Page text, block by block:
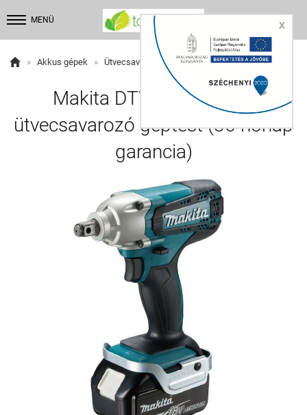
MENÜ  
 » Akkus gépek » Ütvecsavarozó
Makita DTW190Z akkus
ütvecsavarozó géptest (36 hónap
garancia)
X